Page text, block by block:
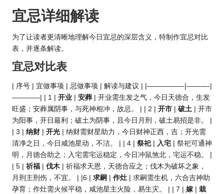
宜忌详细解读
为了让读者更清晰地理解今日宜忌的深层含义，特制作宜忌对比
表，并逐条解读。
宜忌对比表
| 序号 | 宜做事项 | 忌做事项 | 解读与建议 | |—————-|———-|
————| | 1 | 开业 安葬 | 开业需生发之气，今日天德合，生发
旺盛；安葬属阴事，与死神相冲，故忌。 | | 2 | 开市 破土 | 开市
为阳事，开日最利；破土为阴事，且今日月刑，破土易招是非。 |
| 3 | 纳财 开光 | 纳财需财星助力，今日财神正西，吉；开光需
清净之日，今日咸池星动，不洁。 | | 4 | 祭祀| 入宅 | 祭祀可通神
明，月德合助之；入宅需宅运稳定，今日冲鼠煞北，宅运不稳。 |
| 5 | 祈福 伐木 | 祈福求天恩，天德合应之；伐木为破坏之象，
月刑主刑伤，不宜。 | |6 | 求嗣 作灶 | 求嗣需生机，六合吉神助
孕育；作灶需火候平稳，咸池星主火险，易生灾。 | | 7 | 嫁| 栽